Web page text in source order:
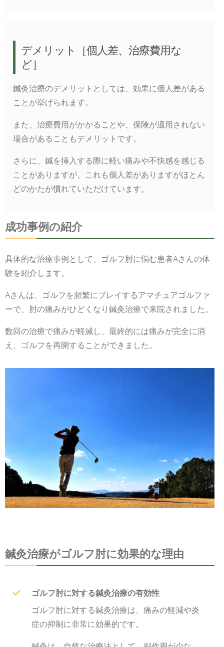
デメリット［個人差、治療費用な
ど］
鍼灸治療のデメリットとしては、効果に個人差がある
ことが挙げられます。
また、治療費用がかかることや、保険が適用されない
場合があることもデメリットです。
さらに、鍼を挿入する際に軽い痛みや不快感を感じる
ことがありますが、これも個人差がありますがほとん
どのかたが慣れていただけています。
成功事例の紹介
具体的な治療事例として、ゴルフ肘に悩む患者Aさんの体
験を紹介します。
Aさんは、ゴルフを頻繁にプレイするアマチュアゴルファ
ーで、肘の痛みがひどくなり鍼灸治療で来院されました。
数回の治療で痛みが軽減し、最終的には痛みが完全に消
え、ゴルフを再開することができました。
鍼灸治療がゴルフ肘に効果的な理由
ゴルフ肘に対する鍼灸治療の有効性
ゴルフ肘に対する鍼灸治療は、痛みの軽減や炎
症の抑制に非常に効果的です。